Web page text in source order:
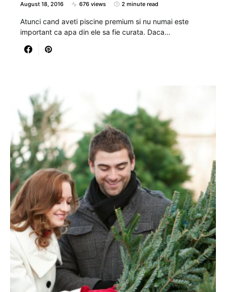
August 18, 2016 676 views 2 minute read
Atunci cand aveti piscine premium si nu numai este
important ca apa din ele sa fie curata. Daca…